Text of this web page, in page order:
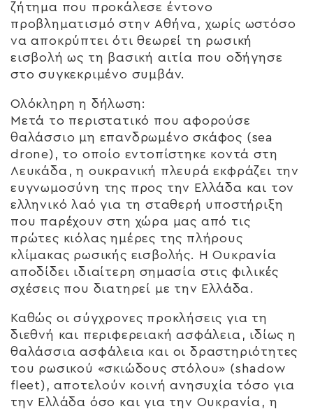
ζήτημα που προκάλεσε έντονο
προβληματισμό στην Αθήνα, χωρίς ωστόσο
να αποκρύπτει ότι θεωρεί τη ρωσική
εισβολή ως τη βασική αιτία που οδήγησε
στο συγκεκριμένο συμβάν.
Ολόκληρη η δήλωση:
Μετά το περιστατικό που αφορούσε
θαλάσσιο μη επανδρωμένο σκάφος (sea
drone), το οποίο εντοπίστηκε κοντά στη
Λευκάδα, η ουκρανική πλευρά εκφράζει την
ευγνωμοσύνη της προς την Ελλάδα και τον
ελληνικό λαό για τη σταθερή υποστήριξη
που παρέχουν στη χώρα μας από τις
πρώτες κιόλας ημέρες της πλήρους
κλίμακας ρωσικής εισβολής. Η Ουκρανία
αποδίδει ιδιαίτερη σημασία στις φιλικές
σχέσεις που διατηρεί με την Ελλάδα.
Καθώς οι σύγχρονες προκλήσεις για τη
διεθνή και περιφερειακή ασφάλεια, ιδίως η
θαλάσσια ασφάλεια και οι δραστηριότητες
του ρωσικού «σκιώδους στόλου» (shadow
fleet), αποτελούν κοινή ανησυχία τόσο για
την Ελλάδα όσο και για την Ουκρανία, η